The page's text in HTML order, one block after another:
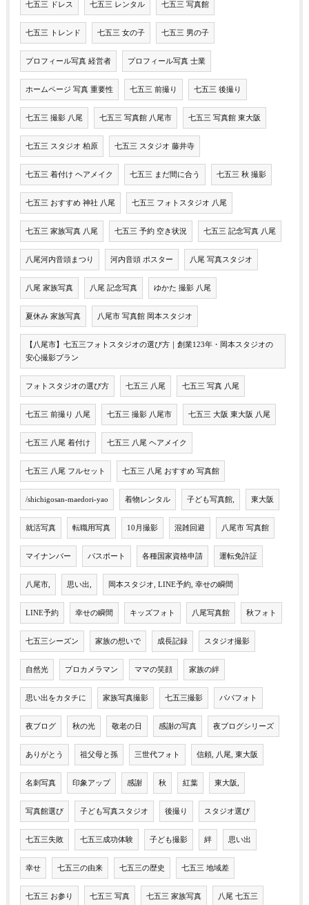
七五三 ドレス 七五三 レンタル 七五三 写真館
七五三 トレンド 七五三 女の子 七五三 男の子
プロフィール写真 経営者 プロフィール写真 士業
ホームページ 写真 重要性 七五三 前撮り 七五三 後撮り
七五三 撮影 八尾 七五三 写真館 八尾市 七五三 写真館 東大阪
七五三 スタジオ 柏原 七五三 スタジオ 藤井寺
七五三 着付け ヘアメイク 七五三 まだ間に合う 七五三 秋 撮影
七五三 おすすめ 神社 八尾 七五三 フォトスタジオ 八尾
七五三 家族写真 八尾 七五三 予約 空き状況 七五三 記念写真 八尾
八尾河内音頭まつり 河内音頭 ポスター 八尾 写真スタジオ
八尾 家族写真 八尾 記念写真 ゆかた 撮影 八尾
夏休み 家族写真 八尾市 写真館 岡本スタジオ
【八尾市】七五三フォトスタジオの選び方｜創業123年・岡本スタジオの
安心撮影プラン
フォトスタジオの選び方 七五三 八尾 七五三 写真 八尾
七五三 前撮り 八尾 七五三 撮影 八尾市 七五三 大阪 東大阪 八尾
七五三 八尾 着付け 七五三 八尾 ヘアメイク
七五三 八尾 フルセット 七五三 八尾 おすすめ 写真館
/shichigosan-maedori-yao 着物レンタル 子ども写真館, 東大阪
就活写真 転職用写真 10月撮影 混雑回避 八尾市 写真館
マイナンバー パスポート 各種国家資格申請 運転免許証
八尾市, 思い出, 岡本スタジオ, LINE予約, 幸せの瞬間
LINE予約 幸せの瞬間 キッズフォト 八尾写真館 秋フォト
七五三シーズン 家族の想いで 成長記録 スタジオ撮影
自然光 プロカメラマン ママの笑顔 家族の絆
思い出をカタチに 家族写真撮影 七五三撮影 パパフォト
夜ブログ 秋の光 敬老の日 感謝の写真 夜ブログシリーズ
ありがとう 祖父母と孫 三世代フォト 信頼, 八尾, 東大阪
名刺写真 印象アップ 感謝 秋 紅葉 東大阪,
写真館選び 子ども写真スタジオ 後撮り スタジオ選び
七五三失敗 七五三成功体験 子ども撮影 絆 思い出
幸せ 七五三の由来 七五三の歴史 七五三 地域差
七五三 お参り 七五三 写真 七五三 家族写真 八尾 七五三